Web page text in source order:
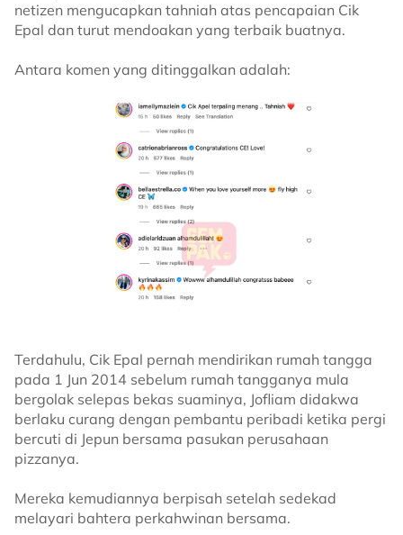
netizen mengucapkan tahniah atas pencapaian Cik
Epal dan turut mendoakan yang terbaik buatnya.
Antara komen yang ditinggalkan adalah:
Terdahulu, Cik Epal pernah mendirikan rumah tangga
pada 1 Jun 2014 sebelum rumah tangganya mula
bergolak selepas bekas suaminya, Jofliam didakwa
berlaku curang dengan pembantu peribadi ketika pergi
bercuti di Jepun bersama pasukan perusahaan
pizzanya.
Mereka kemudiannya berpisah setelah sedekad
melayari bahtera perkahwinan bersama.